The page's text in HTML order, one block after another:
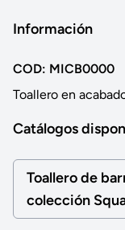
Información
COD: MICB0000
Toallero en
Catálogos
Toallero de
colección